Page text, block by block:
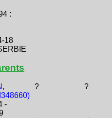
:
18
-
? ?